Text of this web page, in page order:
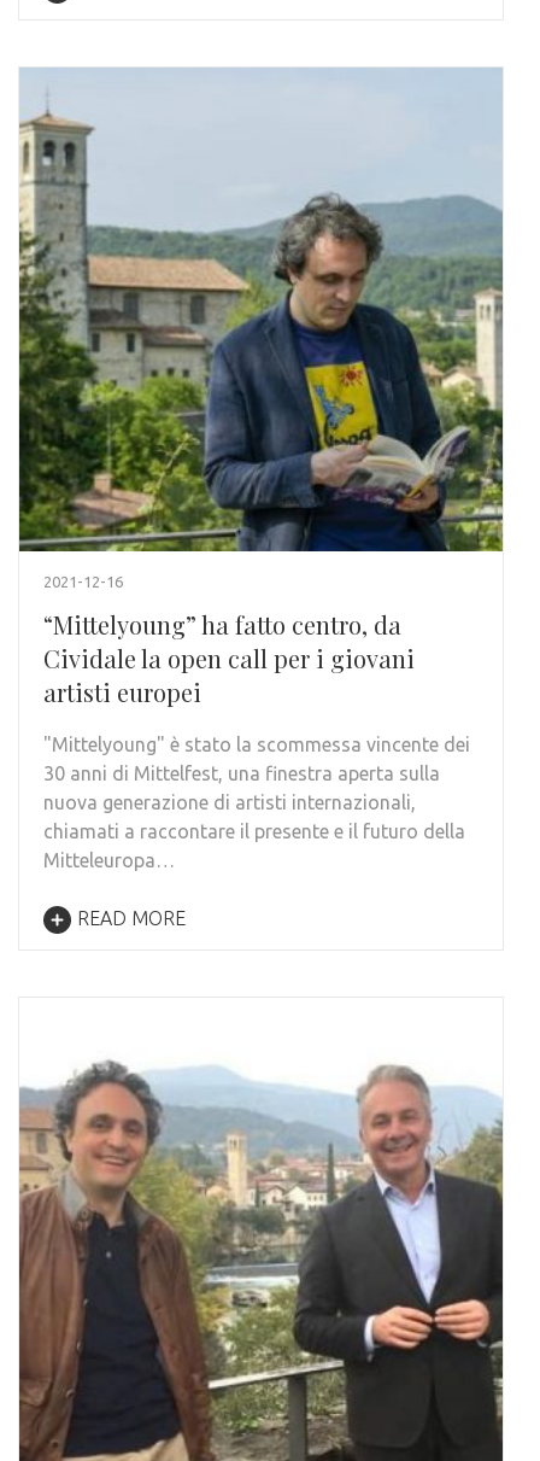
2021-12-16
“Mittelyoung” ha fatto centro, da
Cividale la open call per i giovani
artisti europei
"Mittelyoung" è stato la scommessa vincente dei
30 anni di Mittelfest, una finestra aperta sulla
nuova generazione di artisti internazionali,
chiamati a raccontare il presente e il futuro della
Mitteleuropa…
READ MORE